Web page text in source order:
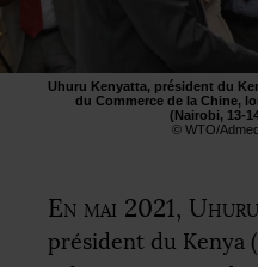
Uhuru Kenyatta, président du
du Commerce de la Chine,
(Nairobi, 13-
© WTO/
En mai 2021,
président du Kenya